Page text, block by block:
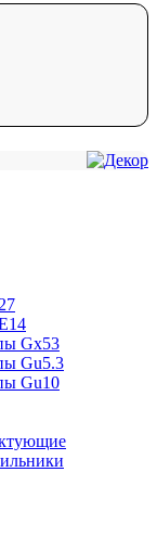
Gx53
Gu5.3
Gu10